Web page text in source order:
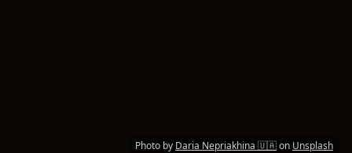
Photo by Daria Nepriakhina 🇺🇦on Unsplash